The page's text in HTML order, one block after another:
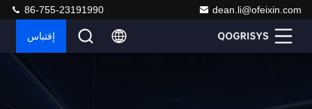
dean.li@ofeixin.com
86-755-23191990
إقتباس